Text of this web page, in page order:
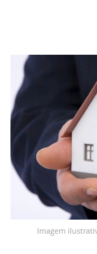
Imagem